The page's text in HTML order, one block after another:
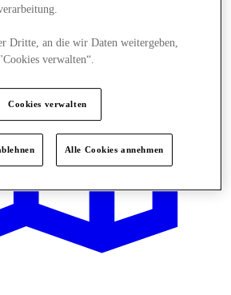
Dritte, an die wir Daten weitergeben,
verwalten“.
Cookies verwalten
Alle Cookies annehmen